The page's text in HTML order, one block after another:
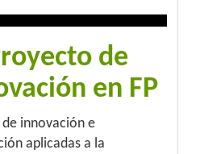
de
en FP
innovación e
aplicadas a la